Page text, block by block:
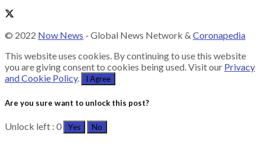
© 2022 Now News - Global News Network & Coronapedia
This website uses cookies. By continuing to use this website
you are giving consent to cookies being used. Visit our Privacy
and Cookie Policy. I Agree
Are you sure want to unlock this post?
Unlock left : 0 Yes No